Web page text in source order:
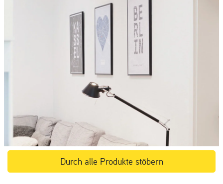
Durch alle Produkte stöbern